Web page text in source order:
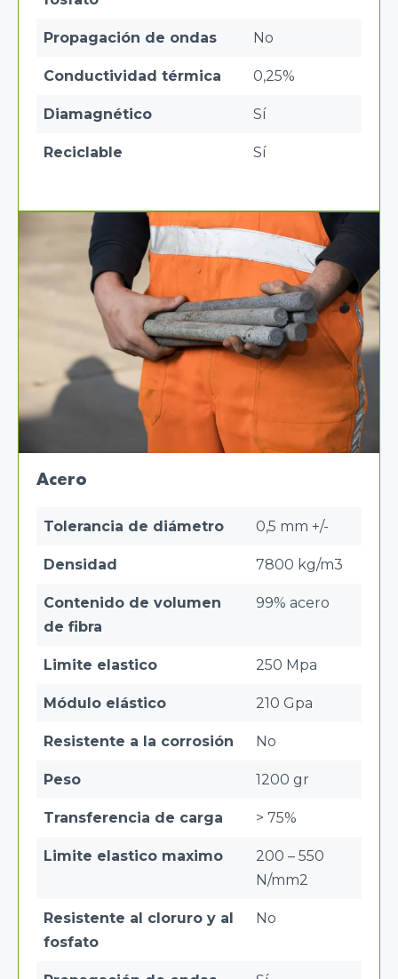
Propagación de ondas No
Conductividad térmica 0,25%
Diamagnético Sí
Reciclable Sí
Acero
Tolerancia de diámetro 0,5 mm +/-
Densidad 7800 kg/m3
Contenido de volumen
de fibra
99% acero
Limite elastico 250 Mpa
Módulo elástico 210 Gpa
Resistente a la corrosión No
Peso 1200 gr
Transferencia de carga > 75%
Limite elastico maximo
200 – 550
N/mm2
Resistente al cloruro y al
fosfato
No